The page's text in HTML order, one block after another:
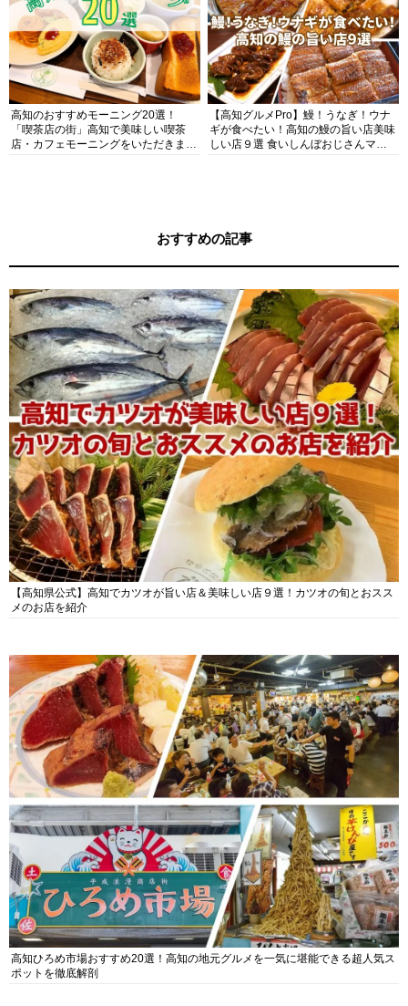
高知のおすすめモーニング20選！
「喫茶店の街」高知で美味しい喫茶
店・カフェモーニングをいただきま
【高知グルメPro】鰻！うなぎ！ウナ
ギが食べたい！高知の鰻の旨い店美味
しい店９選 食いしんぼおじさんマッ
おすすめの記事
【高知県公式】高知でカツオが旨い店＆美味しい店９選！カツオの旬とおスス
メのお店を紹介
高知ひろめ市場おすすめ20選！高知の地元グルメを一気に堪能できる超人気ス
ポットを徹底解剖